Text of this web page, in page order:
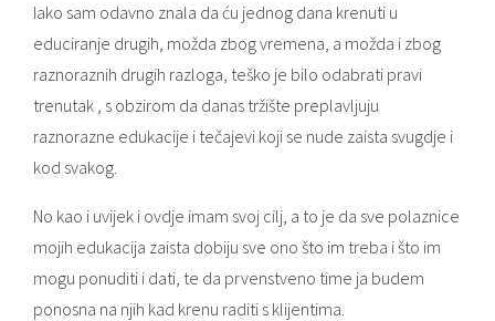
Iako sam odavno znala da ću jednog dana krenuti u
educiranje drugih, možda zbog vremena, a možda i zbog
raznoraznih drugih razloga, teško je bilo odabrati pravi
trenutak , s obzirom da danas tržište preplavljuju
raznorazne edukacije i tečajevi koji se nude zaista svugdje i
kod svakog.
No kao i uvijek i ovdje imam svoj cilj, a to je da sve polaznice
mojih edukacija zaista dobiju sve ono što im treba i što im
mogu ponuditi i dati, te da prvenstveno time ja budem
ponosna na njih kad krenu raditi s klijentima.